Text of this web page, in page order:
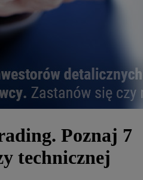
Poznaj 7
technicznej